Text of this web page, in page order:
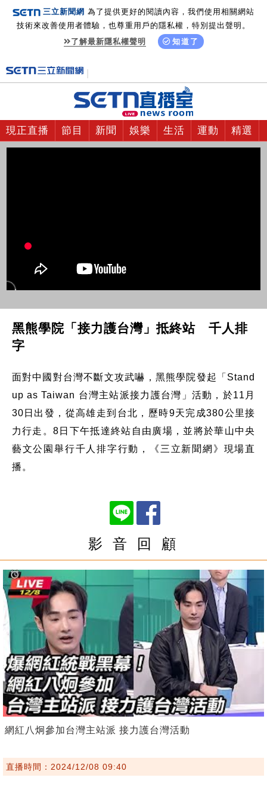
三立新聞網 為了提供更好的閱讀內容，我們使用相關網站
技術來改善使用者體驗，也尊重用戶的隱私權，特別提出聲明。
了解最新隱私權聲明
知道了
現正直播 節目 新聞 娛樂 生活 運動 精選
黑熊學院「接力護台灣」抵終站 千人排
字
面對中國對台灣不斷文攻武嚇，黑熊學院發起「Stand
up as Taiwan 台灣主站派接力護台灣」活動，於11月
30日出發，從高雄走到台北，歷時9天完成380公里接
力行走。8日下午抵達終站自由廣場，並將於華山中央
藝文公園舉行千人排字行動，《三立新聞網》現場直
播。
影 音 回 顧
網紅八炯參加台灣主站派 接力護台灣活動
直播時間：2024/12/08 09:40